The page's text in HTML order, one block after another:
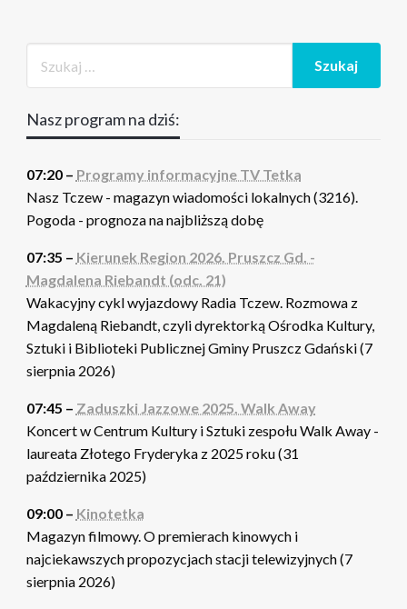
Nasz program na dziś:
07:20 – Programy informacyjne TV Tetka
Nasz Tczew - magazyn wiadomości lokalnych (3216).
Pogoda - prognoza na najbliższą dobę
07:35 – Kierunek Region 2026. Pruszcz Gd. -
Magdalena Riebandt (odc. 21)
Wakacyjny cykl wyjazdowy Radia Tczew. Rozmowa z
Magdaleną Riebandt, czyli dyrektorką Ośrodka Kultury,
Sztuki i Biblioteki Publicznej Gminy Pruszcz Gdański (7
sierpnia 2026)
07:45 – Zaduszki Jazzowe 2025. Walk Away
Koncert w Centrum Kultury i Sztuki zespołu Walk Away -
laureata Złotego Fryderyka z 2025 roku (31
października 2025)
09:00 – Kinotetka
Magazyn filmowy. O premierach kinowych i
najciekawszych propozycjach stacji telewizyjnych (7
sierpnia 2026)